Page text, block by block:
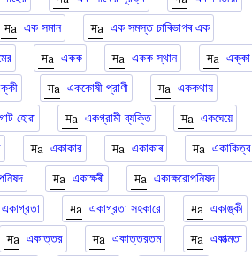
এক সমান
এক সমস্ত চাৰিভাগৰ এক
একক একক স্থান
এক্কা
এককোষী প্রাণী
এককথায়
হোৱা একগ্রামী ব্যক্তি
একঘেয়ে
একাকার একাকাৰ
একাকিত্ব
একাক্ষৰী
একাক্ষরোপনিষদ
একাগ্রতা একাগ্রতা সহকারে
একাঙ্কী
একাত্তর একাত্তরতম
একাত্মতা